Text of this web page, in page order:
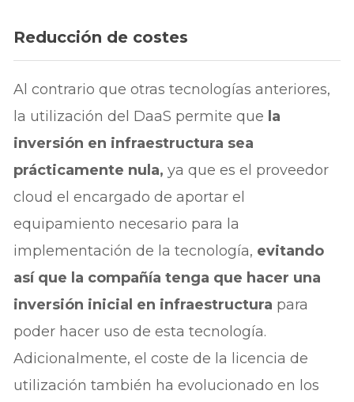
Reducción de costes
Al contrario que otras tecnologías anteriores,
la utilización del DaaS permite que la
inversión en infraestructura sea
prácticamente nula, ya que es el proveedor
cloud el encargado de aportar el
equipamiento necesario para la
implementación de la tecnología, evitando
así que la compañía tenga que hacer una
inversión inicial en infraestructura para
poder hacer uso de esta tecnología.
Adicionalmente, el coste de la licencia de
utilización también ha evolucionado en los